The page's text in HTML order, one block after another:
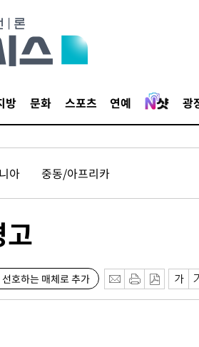
방 문화 스포츠 연예 광
아 중동/아프리카
호하는 매체로 추가